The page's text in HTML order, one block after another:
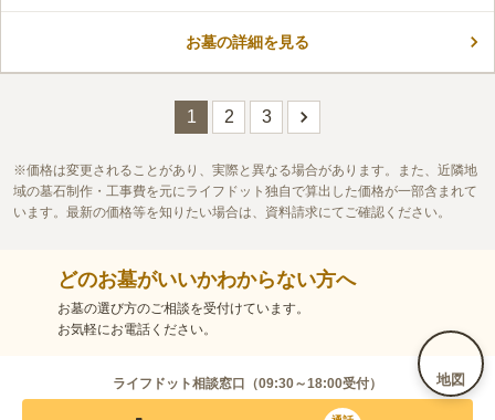
地図
けられるのは魅力のひとつです。国道3号線、および県道82号線
車での移動が便利です。
この霊園はまだ誰からも評価されていません。
お墓の詳細を見る
1 2 3
価格は変更されることがあり、実際と異なる場合があります。また、近隣地
域の墓石制作・工事費を元にライフドット独自で算出した価格が一部含まれて
います。最新の価格等を知りたい場合は、資料請求にてご確認ください。
どのお墓がいいかわからない方へ
お墓の選び方のご相談を受付けています。
お気軽にお電話ください。
ライフドット相談窓口（09:30～18:00受付）